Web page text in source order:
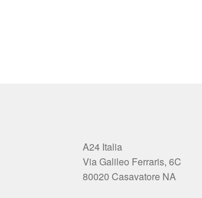
A24 Italia
Via Galileo Ferraris, 6C
80020 Casavatore NA